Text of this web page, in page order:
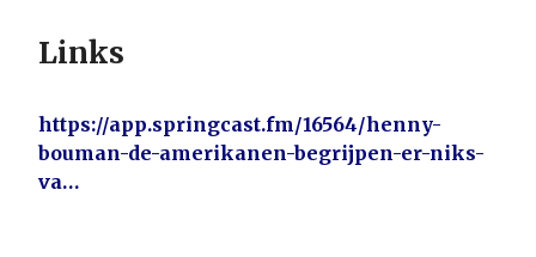
Links
https://app.springcast.fm/16564/henny-
bouman-de-amerikanen-begrijpen-er-niks-
va…